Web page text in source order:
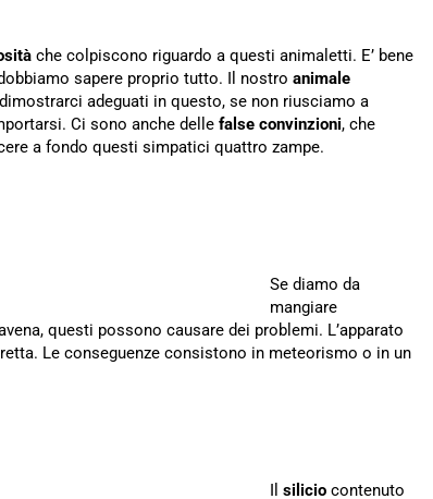
che colpiscono riguardo a questi animaletti. E’ bene
sapere proprio tutto. Il nostro animale
adeguati in questo, se non riusciamo a
Ci sono anche delle false convinzioni, che
a fondo questi simpatici quattro zampe.
Se diamo da
mangiare
questi possono causare dei problemi. L’apparato
Le conseguenze consistono in meteorismo o in un
Il silicio contenuto